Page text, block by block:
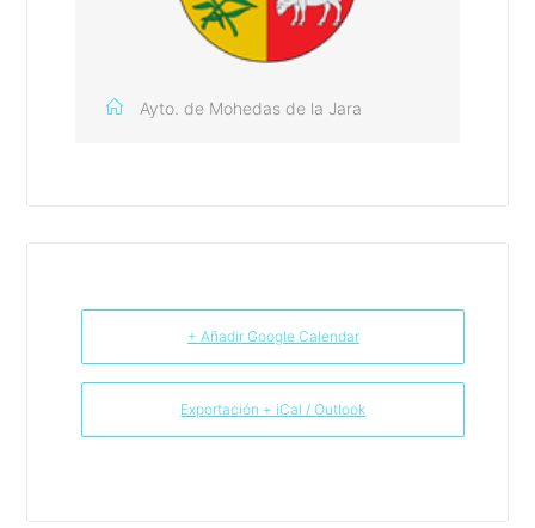
Ayto. de Mohedas de la Jara
+ Añadir Google Calendar
Exportación + iCal / Outlook